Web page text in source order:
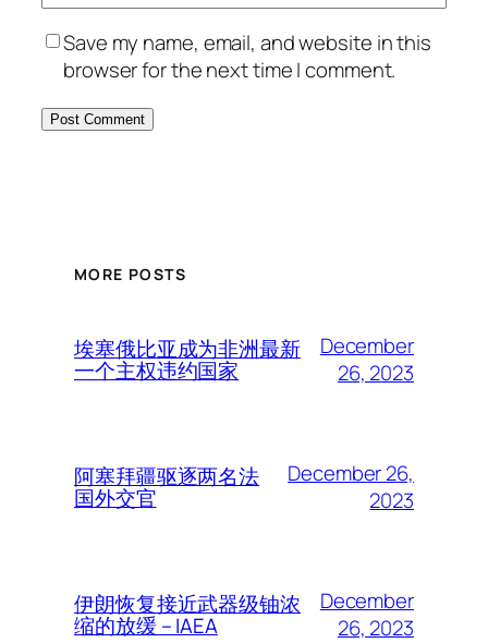
Save my name, email, and website in this
browser for the next time I comment.
MORE POSTS
埃塞俄比亚成为非洲最新
一个主权违约国家
December
26, 2023
阿塞拜疆驱逐两名法
国外交官
December 26,
2023
伊朗恢复接近武器级铀浓
缩的放缓 – IAEA
December
26, 2023